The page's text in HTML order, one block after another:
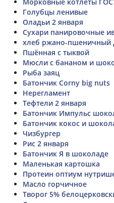
Голубцы ленивые
Оладьи 2 января
Сухари панировочные
хлеб ржано-
Пшённая с тыквой
Мюсли с бананом и
Рыба заяц
Батончик Corny big nuts
Нерегламент
Тефтели 2 января
Батончик Импульс
Батончик кокос и
Чизбургер
Рис 2 января
Батончик Я в шоколаде
Маленькая картошка
Протеин оптиум
Масло горчичное
Творог 5%